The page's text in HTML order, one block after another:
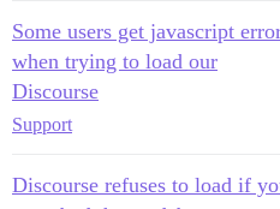
Some users get javascript
when trying to load our
Discourse
Support
Discourse refuses to load if